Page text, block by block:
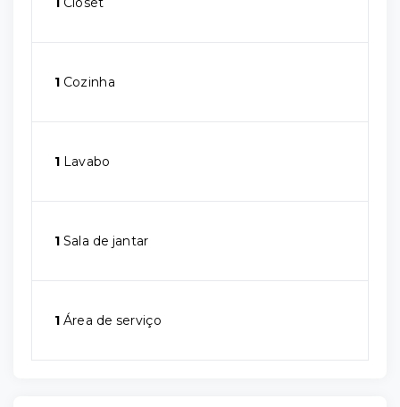
1 Cozinha
1 Lavabo
1 Sala de jantar
1 Área de serviço